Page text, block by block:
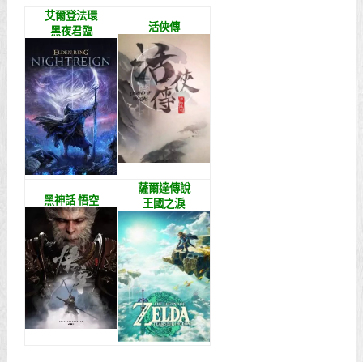
艾爾登法環
黑夜君臨
活俠傳
黑神話 悟空
薩爾達傳說
王國之淚